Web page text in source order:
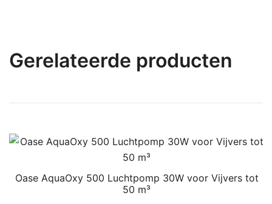
Gerelateerde producten
Oase AquaOxy 500 Luchtpomp 30W voor Vijvers tot
50 m³